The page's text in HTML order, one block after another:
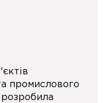
промислового